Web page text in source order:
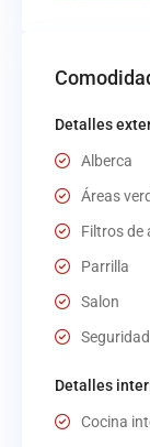
Detalles
Alberca
Áreas
Filtros de
Parrilla
Salon
Seguridad
Detalles
Cocina